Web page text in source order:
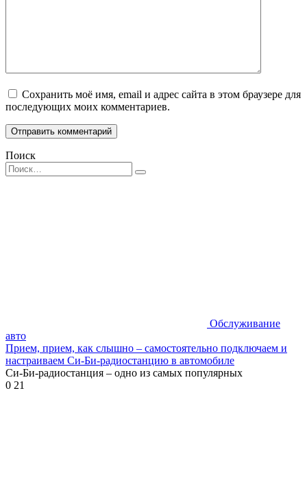
Сохранить моё имя, email и адрес сайта в этом браузере для
последующих моих комментариев.
Поиск
Search
for:
Обслуживание
авто
Прием, прием, как слышно – самостоятельно подключаем и
настраиваем Си-Би-радиостанцию в автомобиле
Си-Би-радиостанция – одно из самых популярных
0 21